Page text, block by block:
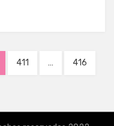
PÁGINA
411 … PÁGINA
416